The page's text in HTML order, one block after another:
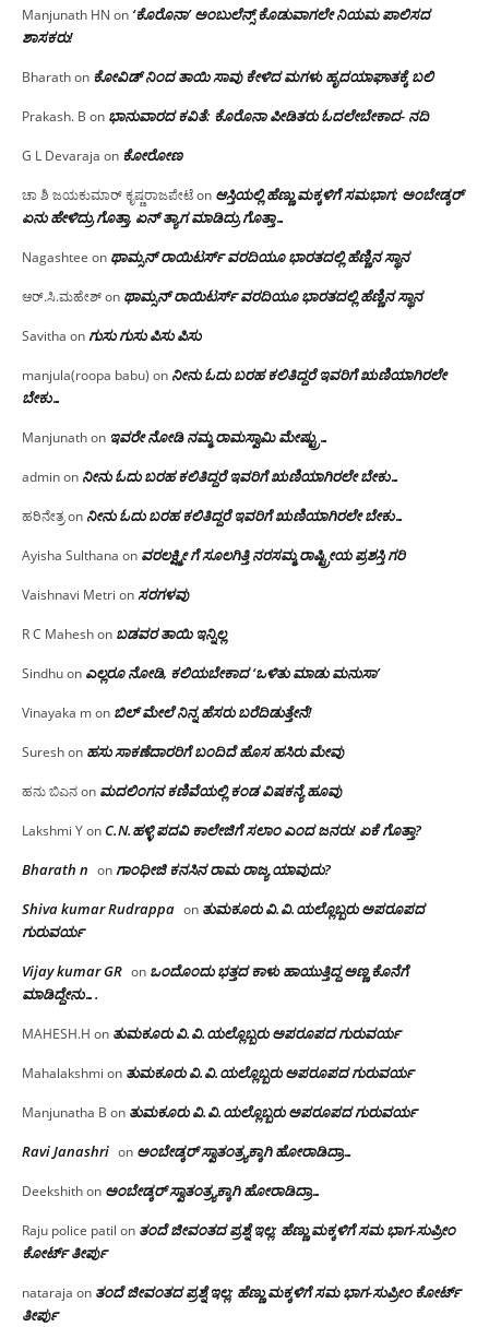
Manjunath HN on ‘ಕೊರೊನಾ’ ಅಂಬುಲೆನ್ಸ್ ಕೊಡುವಾಗಲೇ ನಿಯಮ ಪಾಲಿಸದ
ಶಾಸಕರು!
Bharathon ಕೋವಿಡ್ ನಿಂದ ತಾಯಿ ಸಾವು ಕೇಳಿದ ಮಗಳು ಹೃದಯಾಘಾತಕ್ಕೆ ಬಲಿ
Prakash. B on ಭಾನುವಾರದ ಕವಿತೆ: ಕೊರೊನಾ ಪೀಡಿತರು ಓದಲೇಬೇಕಾದ- ನದಿ
G L Devaraja on ಕೋರೋಣ
ಚಾ ಶಿ ಜಯಕುಮಾರ್ ಕೃಷ್ಣರಾಜಪೇಟೆon ಆಸ್ತಿಯಲ್ಲಿ ಹೆಣ್ಣು ಮಕ್ಕಳಿಗೆ ಸಮಭಾಗ; ಅಂಬೇಡ್ಕರ್
ಏನು ಹೇಳಿದ್ರು ಗೊತ್ತಾ, ಏನ್ ತ್ಯಾಗ ಮಾಡಿದ್ರು ಗೊತ್ತಾ…
Nagashtee on ಥಾಮ್ಸನ್ ರಾಯಿಟರ್ಸ್ ವರದಿಯೂ ಭಾರತದಲ್ಲಿ ಹೆಣ್ಣಿನ ಸ್ಥಾನ‌
ಆರ್.ಸಿ.ಮಹೇಶ್on ಥಾಮ್ಸನ್ ರಾಯಿಟರ್ಸ್ ವರದಿಯೂ ಭಾರತದಲ್ಲಿ ಹೆಣ್ಣಿನ ಸ್ಥಾನ‌
Savitha onಗುಸು ಗುಸು ಪಿಸು ಪಿಸು
manjula(roopa babu) on ನೀನು ಓದು ಬರಹ ಕಲಿತಿದ್ದರೆ ಇವರಿಗೆ ಋಣಿಯಾಗಿರಲೇ
ಬೇಕು…
Manjunathon ಇವರೇ‌ ನೋಡಿ‌ ನಮ್ಮ‌ ರಾಮಸ್ವಾಮಿ ಮೇಷ್ಟ್ರು…
adminon ನೀನು ಓದು ಬರಹ ಕಲಿತಿದ್ದರೆ ಇವರಿಗೆ ಋಣಿಯಾಗಿರಲೇ ಬೇಕು…
ಹರಿನೇತ್ರon ನೀನು ಓದು ಬರಹ ಕಲಿತಿದ್ದರೆ ಇವರಿಗೆ ಋಣಿಯಾಗಿರಲೇ ಬೇಕು…
Ayisha Sulthana on ವರಲಕ್ಷ್ಮೀ ಗೆ ಸೂಲಗಿತ್ತಿ ನರಸಮ್ಮ‌ ರಾಷ್ಟ್ರೀಯ ಪ್ರಶಸ್ತಿ ಗರಿ
Vaishnavi Metri onಸರಗಳವು
R C Maheshon ಬಡವರ ತಾಯಿ ಇನ್ನಿಲ್ಲ
Sindhuon ಎಲ್ಲರೂ ನೋಡಿ, ಕಲಿಯಬೇಕಾದ ‘ಒಳಿತು ಮಾಡು ಮನುಸಾ’
Vinayaka mon ಬಿಲ್ ಮೇಲೆ ನಿನ್ನ ಹೆಸರು ಬರೆದಿಡುತ್ತೇನೆ!
Sureshon ಹಸು ಸಾಕಣೆದಾರರಿಗೆ ಬಂದಿದೆ ಹೊಸ ಹಸಿರು ಮೇವು
ಹನು ಬಿಎನon ಮದಲಿಂಗನ ಕಣಿವೆಯಲ್ಲಿ ಕಂಡ ವಿಷಕನ್ಯೆ ಹೂವು
Lakshmi YonC.N.ಹಳ್ಳಿ ಪದವಿ ಕಾಲೇಜಿಗೆ ಸಲಾಂ‌ ಎಂದ ಜನರು! ಏಕೆ ಗೊತ್ತಾ?
Bharath n onಗಾಂಧೀಜಿ ಕನಸಿನ ರಾಮ ರಾಜ್ಯ ಯಾವುದು?
Shiva kumar Rudrappa on ತುಮಕೂರು‌ ವಿ.ವಿ.ಯಲ್ಲೊಬ್ಬರು ಅಪರೂಪದ
ಗುರುವರ್ಯ
Vijay kumar GR on ಒಂದೊಂದು ಭತ್ತದ ಕಾಳು ಹಾಯುತ್ತಿದ್ದ ಅಣ್ಣ ಕೊನೆಗೆ
ಮಾಡಿದ್ದೇನು….
MAHESH.H on ತುಮಕೂರು‌ ವಿ.ವಿ.ಯಲ್ಲೊಬ್ಬರು ಅಪರೂಪದ ಗುರುವರ್ಯ
Mahalakshmi on ತುಮಕೂರು‌ ವಿ.ವಿ.ಯಲ್ಲೊಬ್ಬರು ಅಪರೂಪದ ಗುರುವರ್ಯ
Manjunatha B on ತುಮಕೂರು‌ ವಿ.ವಿ.ಯಲ್ಲೊಬ್ಬರು ಅಪರೂಪದ ಗುರುವರ್ಯ
Ravi Janashri on ಅಂಬೇಡ್ಕರ್ ಸ್ವಾತಂತ್ರ್ಯಕ್ಕಾಗಿ ಹೋರಾಡಿದ್ರಾ…
Deekshithon ಅಂಬೇಡ್ಕರ್ ಸ್ವಾತಂತ್ರ್ಯಕ್ಕಾಗಿ ಹೋರಾಡಿದ್ರಾ…
Raju police patil on ತಂದೆ ಜೀವಂತದ ಪ್ರಶ್ನೆ ಇಲ್ಲ: ಹೆಣ್ಣು ಮಕ್ಕಳಿಗೆ ಸಮ ಭಾಗ-ಸುಪ್ರೀಂ
ಕೋರ್ಟ್ ತೀರ್ಪು
nataraja on ತಂದೆ ಜೀವಂತದ ಪ್ರಶ್ನೆ ಇಲ್ಲ: ಹೆಣ್ಣು ಮಕ್ಕಳಿಗೆ ಸಮ ಭಾಗ-ಸುಪ್ರೀಂ ಕೋರ್ಟ್
ತೀರ್ಪು